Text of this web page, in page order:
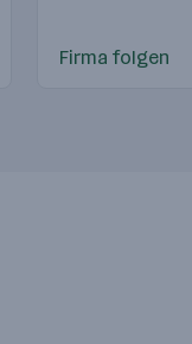
Firma folgen